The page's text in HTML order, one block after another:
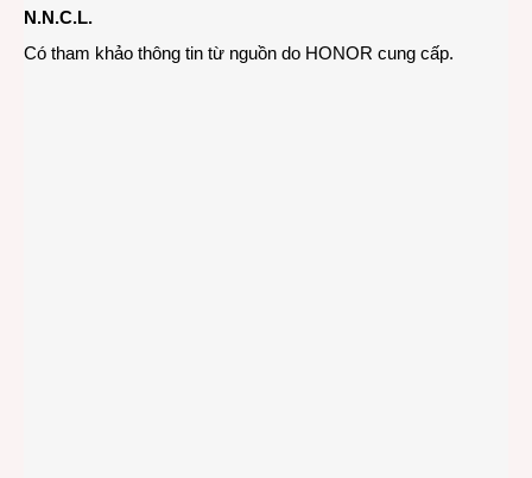
N.N.C.L.
Có tham khảo thông tin từ nguồn do HONOR cung cấp.